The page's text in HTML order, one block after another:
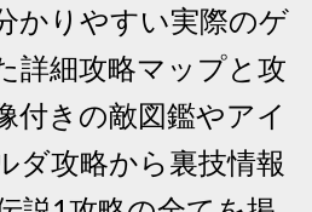
かりやすい実際のゲ
詳細攻略マップと攻
付きの敵図鑑やアイ
ダ攻略から裏技情報